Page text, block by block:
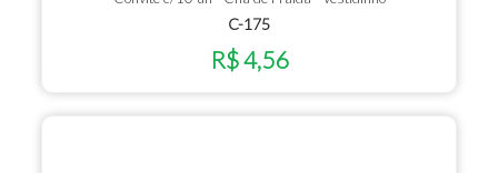
C-175
R$ 4,56